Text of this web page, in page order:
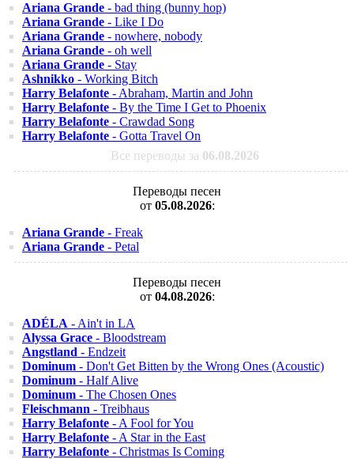
Ariana Grande - bad thing (bunny hop)
Ariana Grande - Like I Do
Ariana Grande - nowhere, nobody
Ariana Grande - oh well
Ariana Grande - Stay
Ashnikko - Working Bitch
Harry Belafonte - Abraham, Martin and John
Harry Belafonte - By the Time I Get to Phoenix
Harry Belafonte - Crawdad Song
Harry Belafonte - Gotta Travel On
Все переводы за 06.08.2026
Переводы песен
от 05.08.2026:
Ariana Grande - Freak
Ariana Grande - Petal
Переводы песен
от 04.08.2026:
ADÉLA - Ain't in LA
Alyssa Grace - Bloodstream
Angstland - Endzeit
Dominum - Don't Get Bitten by the Wrong Ones (Acoustic)
Dominum - Half Alive
Dominum - The Chosen Ones
Fleischmann - Treibhaus
Harry Belafonte - A Fool for You
Harry Belafonte - A Star in the East
Harry Belafonte - Christmas Is Coming